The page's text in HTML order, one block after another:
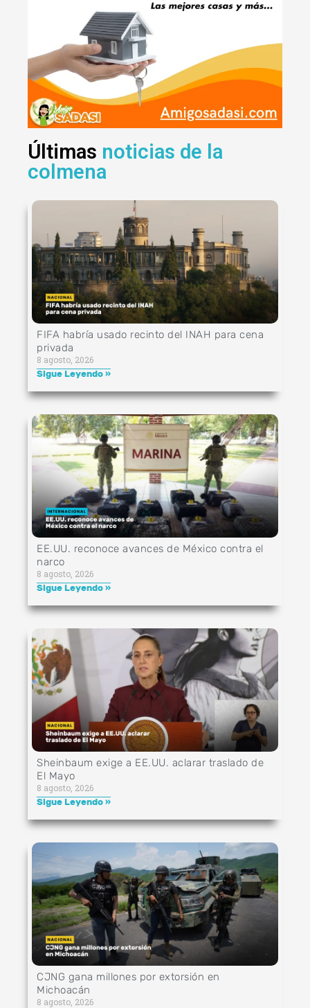
Últimas noticias de la
colmena
FIFA habría usado recinto del INAH para cena
privada
8 agosto, 2026
Sigue Leyendo »
EE.UU. reconoce avances de México contra el
narco
8 agosto, 2026
Sigue Leyendo »
Sheinbaum exige a EE.UU. aclarar traslado de
El Mayo
8 agosto, 2026
Sigue Leyendo »
CJNG gana millones por extorsión en
Michoacán
8 agosto, 2026